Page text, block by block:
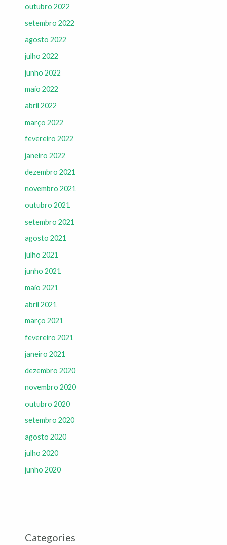
outubro 2022
setembro 2022
agosto 2022
julho 2022
junho 2022
maio 2022
abril 2022
março 2022
fevereiro 2022
janeiro 2022
dezembro 2021
novembro 2021
outubro 2021
setembro 2021
agosto 2021
julho 2021
junho 2021
maio 2021
abril 2021
março 2021
fevereiro 2021
janeiro 2021
dezembro 2020
novembro 2020
outubro 2020
setembro 2020
agosto 2020
julho 2020
junho 2020
Categories